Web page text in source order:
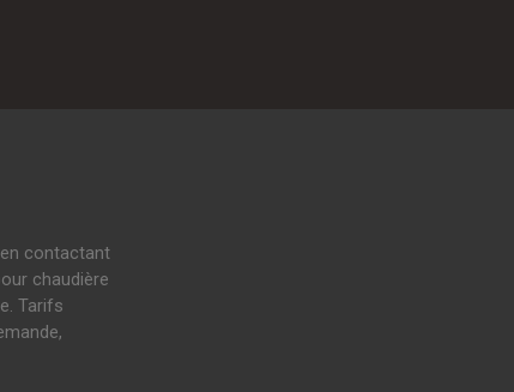
contactant
chaudière
Tarifs